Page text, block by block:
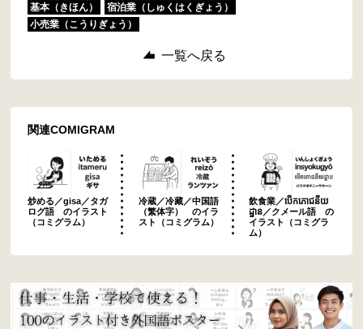
基本（きほん）
宿泊業（しゅくはくぎょう）
小売業（こうりぎょう）
一覧へ戻る
関連COMIGRAM
炒める／gisa／タガ
ログ語 のイラスト
（コミグラム）
冷蔵／冷藏／中国語
（繁体字） のイラ
スト（コミグラム）
飲食業／បើកភោជនីយ
ដ្ឋាន／クメール語 の
イラスト（コミグラ
ム）